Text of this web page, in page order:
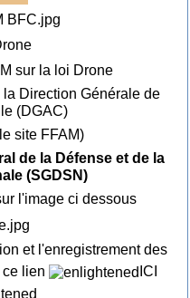
sur la loi Drone
Direction Générale de
(DGAC)
site FFAM)
de la Défense et de la
(SGDSN)
l'image ci dessous
et l'enregistrement des
lien
ICI